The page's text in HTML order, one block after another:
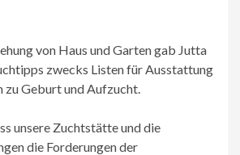
von Haus und Garten gab Jutta
zwecks Listen für Ausstattung
zu Geburt und Aufzucht.
unsere Zuchtstätte und die
die Forderungen der